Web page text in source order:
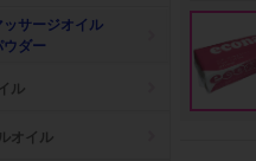
ッサージオイル
ウダー
ル
オイル